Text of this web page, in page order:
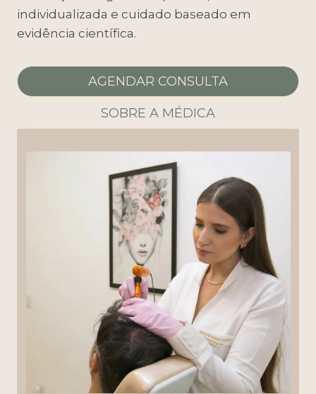
individualizada e cuidado baseado em
evidência científica.
AGENDAR CONSULTA
SOBRE A MÉDICA